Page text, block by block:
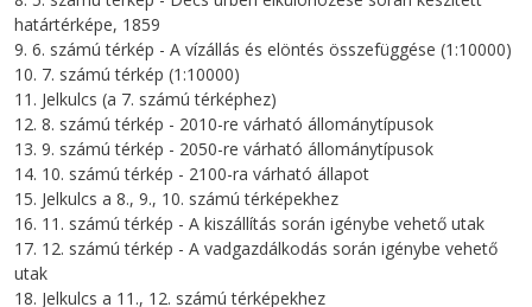
határtérképe, 1859
9. 6. számú térkép - A vízállás és elöntés összefüggése (1:10000)
10. 7. számú térkép (1:10000)
11. Jelkulcs (a 7. számú térképhez)
12. 8. számú térkép - 2010-re várható állománytípusok
13. 9. számú térkép - 2050-re várható állománytípusok
14. 10. számú térkép - 2100-ra várható állapot
15. Jelkulcs a 8., 9., 10. számú térképekhez
16. 11. számú térkép - A kiszállítás során igénybe vehető utak
17. 12. számú térkép - A vadgazdálkodás során igénybe vehető
utak
18. Jelkulcs a 11., 12. számú térképekhez